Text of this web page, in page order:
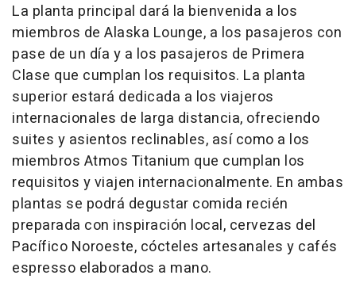
La planta principal dará la bienvenida a los
miembros de Alaska Lounge, a los pasajeros con
pase de un día y a los pasajeros de Primera
Clase que cumplan los requisitos. La planta
superior estará dedicada a los viajeros
internacionales de larga distancia, ofreciendo
suites y asientos reclinables, así como a los
miembros Atmos Titanium que cumplan los
requisitos y viajen internacionalmente. En ambas
plantas se podrá degustar comida recién
preparada con inspiración local, cervezas del
Pacífico Noroeste, cócteles artesanales y cafés
espresso elaborados a mano.